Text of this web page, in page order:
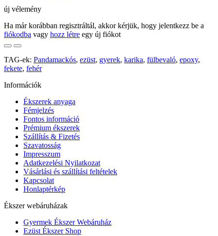
új vélemény
Ha már korábban regisztráltál, akkor kérjük, hogy jelentkezz be a
fiókodba vagy hozz létre egy új fiókot
TAG-ek: Pandamackós, ezüst, gyerek, karika, fülbevaló, epoxy,
fekete, fehér
Információk
Ékszerek anyaga
Fémjelzés
Fontos információ
Prémium ékszerek
Szállítás & Fizetés
Szavatosság
Impresszum
Adatkezelési Nyilatkozat
Vásárlási és szállítási feltételek
Kapcsolat
Honlaptérkép
Ékszer webáruházak
Gyermek Ékszer Webáruház
Ezüst Ékszer Shop